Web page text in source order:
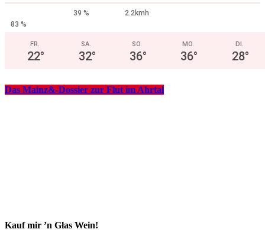
39 %
2.2kmh
83 %
FR.
22°
SA.
32°
SO.
36°
MO.
36°
DI.
28°
Das Mainz&-Dossier zur Flut im Ahrtal
Kauf mir ’n Glas Wein!